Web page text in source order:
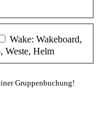
Wake: Wakeboard,
Weste, Helm
Gruppenbuchung!